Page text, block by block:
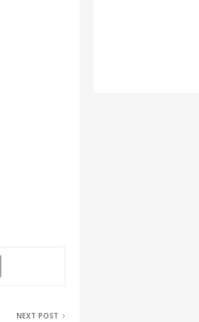
NEXT POST